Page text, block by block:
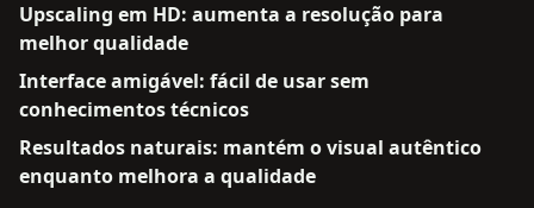
Upscaling em HD: aumenta a resolução para
melhor qualidade
Interface amigável: fácil de usar sem
conhecimentos técnicos
Resultados naturais: mantém o visual autêntico
enquanto melhora a qualidade